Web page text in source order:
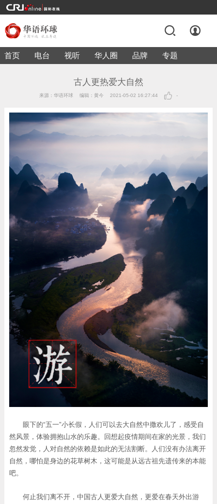
首页 电台 视听 华人圈 品牌 专题
古人更热爱大自然
来源：华语环球 编辑：黄今 2021-05-02 16:27:44 -
眼下的“五一”小长假，人们可以去大自然中撒欢儿了，感受自
然风景，体验拥抱山水的乐趣。回想起疫情期间在家的光景，我们
忽然发觉，人对自然的依赖是如此的无法割断。人们没有办法离开
自然，哪怕是身边的花草树木，这可能是从远古祖先遗传来的本能
吧。
何止我们离不开，中国古人更爱大自然，更爱在春天外出游